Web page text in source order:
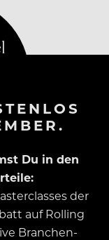
Du in den
der
auf Rolling
Branchen-